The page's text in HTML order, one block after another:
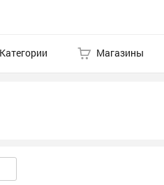
Категории Магазины